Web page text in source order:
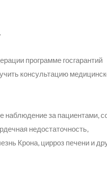
программе госгарантий
консультацию
наблюдение за пациентами,
недостаточность,
Крона, цирроз печени и